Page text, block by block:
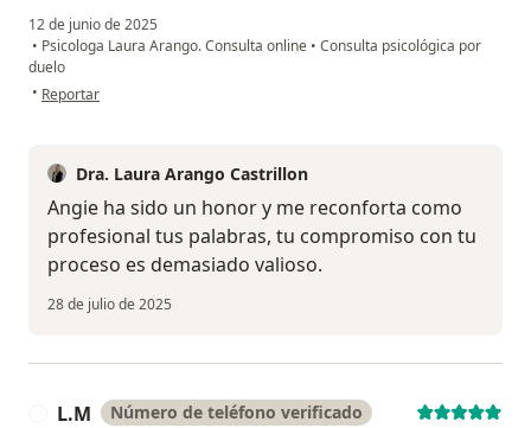
12 de junio de 2025
• Psicologa Laura Arango. Consulta online • Consulta psicológica por
duelo
• en opinión del usuario Angie A.
Reportar
Dra. Laura Arango Castrillon
Angie ha sido un honor y me reconforta como
profesional tus palabras, tu compromiso con tu
proceso es demasiado valioso.
28 de julio de 2025
L.M Número de teléfono verificado